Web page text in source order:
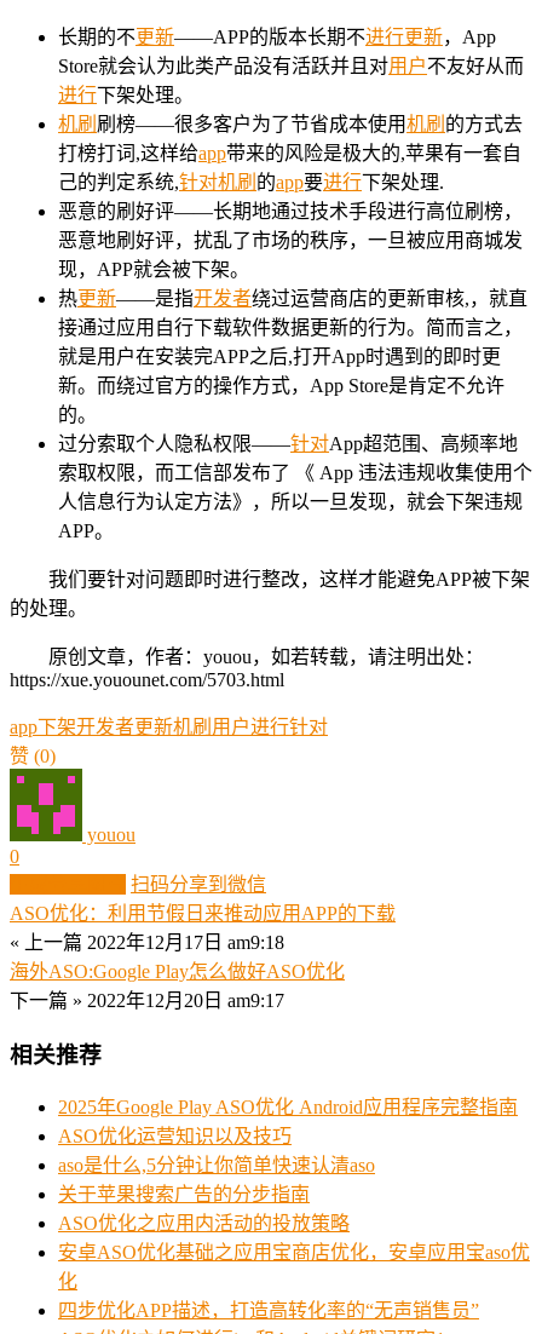
长期的不更新——APP的版本长期不进行更新，App
Store就会认为此类产品没有活跃并且对用户不友好从而
进行下架处理。
机刷 刷榜——很多客户为了节省成本使用机刷 的方式去
打榜打词,这样给app带来的风险是极大的,苹果有一套自
己的判定系统,针对机刷 的app要进行下架处理.
恶意的刷好评——长期地通过技术手段进行高位刷榜，
恶意地刷好评，扰乱了市场的秩序，一旦被应用商城发
现，APP就会被下架。
热更新——是指开发者绕过运营商店的更新审核,，就直
接通过应用自行下载软件数据更新的行为。简而言之，
就是用户在安装完APP之后,打开App时遇到的即时更
新。而绕过官方的操作方式，App Store是肯定不允许
的。
过分索取个人隐私权限——针对App超范围、高频率地
索取权限，而工信部发布了 《 App 违法违规收集使用个
人信息行为认定方法》，所以一旦发现，就会下架违规
APP。
我们要针对问题即时进行整改，这样才能避免APP被下架
的处理。
原创文章，作者：youou，如若转载，请注明出处：
https://xue.youounet.com/5703.html
app下架开发者更新机刷 用户进行针对
赞 (0)
youou
0
扫码分享到微信
ASO优化：利用节假日来推动应用APP的下载
« 上一篇 2022年12月17日 am9:18
海外ASO:Google Play怎么做好ASO优化
下一篇 » 2022年12月20日 am9:17
相关推荐
2025年Google Play ASO优化 Android应用程序完整指南
ASO优化运营知识以及技巧
aso是什么,5分钟让你简单快速认清aso
关于苹果搜索广告的分步指南
ASO优化之应用内活动的投放策略
安卓ASO优化基础之应用宝商店优化，安卓应用宝aso优
化
四步优化APP描述，打造高转化率的“无声销售员”